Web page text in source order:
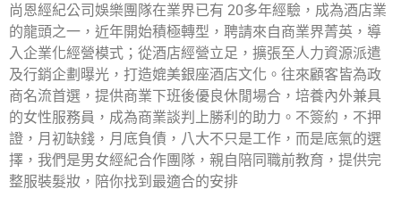
尚恩經紀公司娛樂團隊在業界已有 20多年經驗，成為酒店業
的龍頭之一，近年開始積極轉型，聘請來自商業界菁英，導
入企業化經營模式；從酒店經營立足，擴張至人力資源派遣
及行銷企劃曝光，打造媲美銀座酒店文化。往來顧客皆為政
商名流首選，提供商業下班後優良休閒場合，培養內外兼具
的女性服務員，成為商業談判上勝利的助力。不簽約，不押
證，月初缺錢，月底負債，八大不只是工作，而是底氣的選
擇，我們是男女經紀合作團隊，親自陪同職前教育，提供完
整服裝髮妝，陪你找到最適合的安排